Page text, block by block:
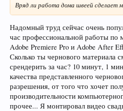
Вряд ли работа дома швеей сделает
Надомный труд сейчас очень
час профессиональной работы по
Adobe Premiere Pro и Adobe After
Сколько ты чернового материала
срендерить за час? 10 минут, 1
качества представленного
разрешения, от того что хочет
производительности
прочее... Я монтировал видео